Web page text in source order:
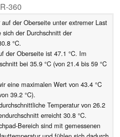
360
der Oberseite unter extremer Last
der Durchschnitt der
°C.
der Oberseite ist 47.1 °C. Im
bei 35.9 °C (von 21.4 bis 59 °C
eine maximalen Wert von 43.4 °C
39.2 °C).
Temperatur von 26.2
erreicht 30.8 °C.
Bereich sind mit gemessenen